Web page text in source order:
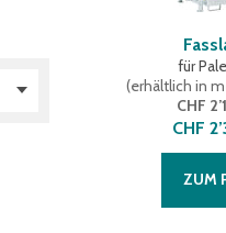
für
(erhältlich in
CHF
CHF
ZUM